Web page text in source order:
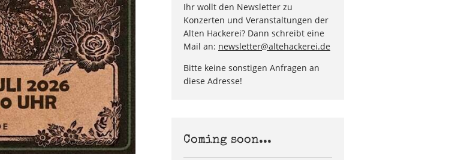
Ihr wollt den Newsletter zu
Konzerten und Veranstaltungen der
Alten Hackerei? Dann schreibt eine
Mail an: newsletter@altehackerei.de
Bitte keine sonstigen Anfragen an
diese Adresse!
Coming soon...